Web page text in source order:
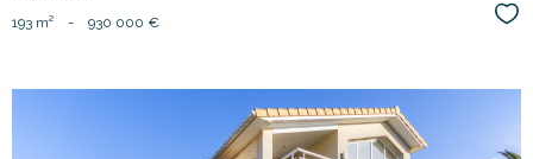
193 m² - 930 000 €